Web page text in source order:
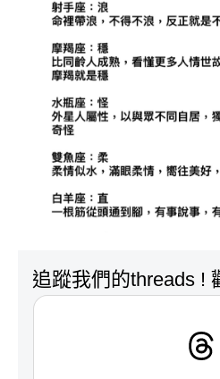
追蹤我們的threads !